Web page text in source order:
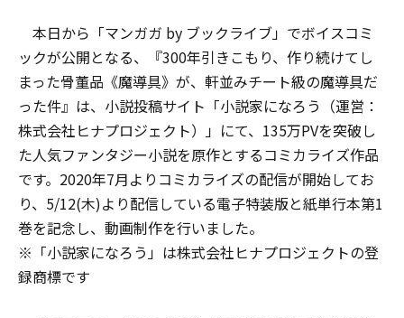
本日から「マンガガ by ブックライブ」でボイスコミ
ックが公開となる、『300年引きこもり、作り続けてし
まった骨董品《魔導具》が、軒並みチート級の魔導具だ
った件』は、小説投稿サイト「小説家になろう（運営：
株式会社ヒナプロジェクト）」にて、135万PVを突破し
た人気ファンタジー小説を原作とするコミカライズ作品
です。2020年7月よりコミカライズの配信が開始してお
り、5/12(木)より配信している電子特装版と紙単行本第1
巻を記念し、動画制作を行いました。
※「小説家になろう」は株式会社ヒナプロジェクトの登
録商標です